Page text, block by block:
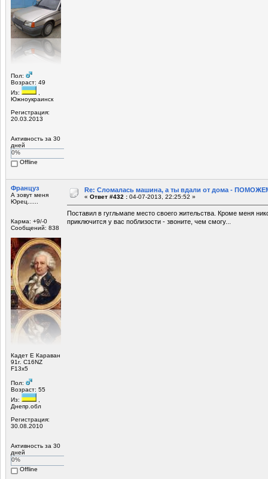
Пол:
Возраст: 49
Из:
Южноукраинск
Регистрация:
20.03.2013
Активность за 30
дней
0%
Offline
Француз
А зовут меня
Юрец......
Карма: +9/-0
Сообщений: 838
Кадет Е Караван
91г. C16NZ
F13x5
Пол:
Возраст: 55
Из:
Днепр.обл
Регистрация:
30.08.2010
Активность за 30
дней
0%
Offline
Re: Сломалась машина, а ты вдали от дома -
« Ответ #432 : 04-07-2013, 22:25:52 »
Поставил в гугльмапе место своего жительства. Кроме меня
приключится у вас поблизости - звоните, чем смогу...